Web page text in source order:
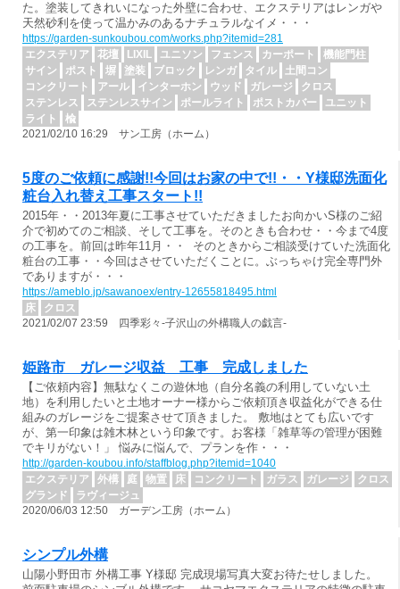
た。塗装してきれいになった外壁に合わせ、エクステリアはレンガや
天然砂利を使って温かみのあるナチュラルなイメ・・・
https://garden-sunkoubou.com/works.php?itemid=281
エクステリア
花壇 LIXIL ユニソン フェンス カーポート
機能門柱
サイン
ポスト 塀 塗装 ブロック レンガ タイル
土間コン
コンクリート
アール インターホン ウッド ガレージ
クロス
ステンレス
ステンレスサイン ポールライト ポストカバー
ユニット
ライト
楡
2021/02/10 16:29 サン工房（ホーム）
5度のご依頼に感謝!!今回はお家の中で!!・・Y様邸洗面化
粧台入れ替え工事スタート!!
2015年・・2013年夏に工事させていただきましたお向かいS様のご紹
介で初めてのご相談、そして工事を。そのときも合わせ・・今まで4度
の工事を。前回は昨年11月・・ そのときからご相談受けていた洗面化
粧台の工事・・今回はさせていただくことに。ぶっちゃけ完全専門外
でありますが・・・
https://ameblo.jp/sawanoex/entry-12655818495.html
床
クロス
2021/02/07 23:59 四季彩々-子沢山の外構職人の戯言-
姫路市 ガレージ収益 工事 完成しました
【ご依頼内容】無駄なくこの遊休地（自分名義の利用していない土
地）を利用したいと土地オーナー様からご依頼頂き収益化ができる仕
組みのガレージをご提案させて頂きました。 敷地はとても広いです
が、第一印象は雑木林という印象です。お客様「雑草等の管理が困難
でキリがない！」 悩みに悩んで、プランを作・・・
http://garden-koubou.info/staffblog.php?itemid=1040
エクステリア
外構 庭 物置 床 コンクリート ガラス ガレージ
クロス
グランド
ラヴィージュ
2020/06/03 12:50 ガーデン工房（ホーム）
シンプル外構
山陽小野田市 外構工事 Y様邸 完成現場写真大変お待たせしました。